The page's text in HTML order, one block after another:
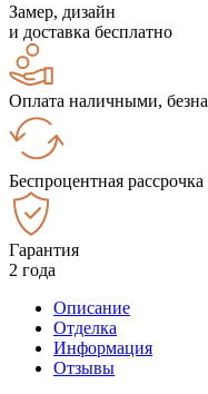
Замер, дизайн
и доставка бесплатно
Оплата наличными,
Беспроцентная рассрочка
Гарантия
2 года
Описание
Отделка
Информация
Отзывы